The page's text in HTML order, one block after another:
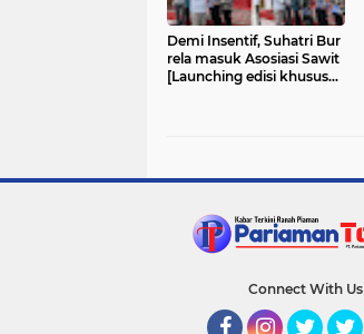
Demi Insentif, Suhatri Bur
rela masuk Asosiasi Sawit
[Launching edisi khusus
Connect With Us